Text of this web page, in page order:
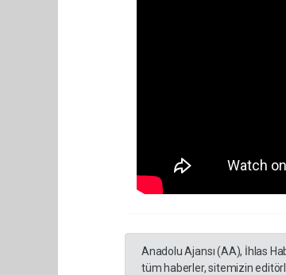
Anadolu Ajansı (AA), İhlas
tüm haberler, sitemizin